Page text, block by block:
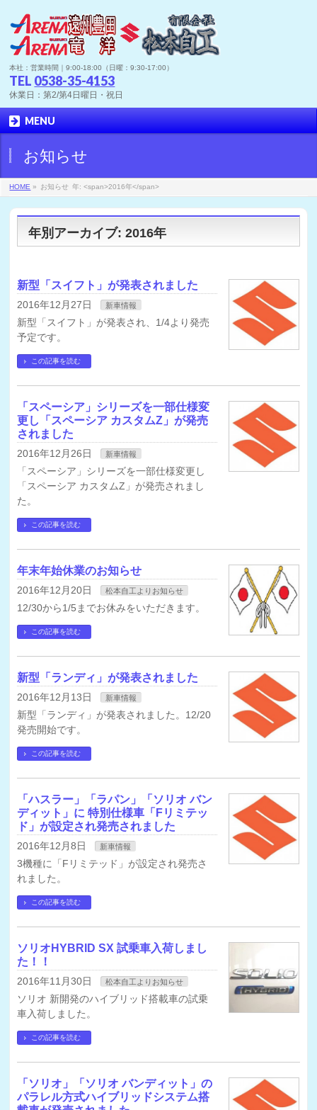
本社：営業時間｜9:00-18:00（日曜：9:30-17:00）
TEL 0538-35-4153
休業日：第2/第4日曜日・祝日
MENU
お知らせ
HOME » お知らせ 年: <span>2016年</span>
年別アーカイブ: 2016年
新型「スイフト」が発表されました
2016年12月27日 新車情報
新型「スイフト」が発表され、1/4より発売
予定です。
この記事を読む
「スペーシア」シリーズを一部仕様変
更し「スペーシア カスタムZ」が発売
されました
2016年12月26日 新車情報
「スペーシア」シリーズを一部仕様変更し
「スペーシア カスタムZ」が発売されまし
た。
この記事を読む
年末年始休業のお知らせ
2016年12月20日 松本自工よりお知らせ
12/30から1/5までお休みをいただきます。
この記事を読む
新型「ランディ」が発表されました
2016年12月13日 新車情報
新型「ランディ」が発表されました。12/20
発売開始です。
この記事を読む
「ハスラー」「ラパン」「ソリオ バン
ディット」に 特別仕様車「Fリミテッ
ド」が設定され発売されました
2016年12月8日 新車情報
3機種に「Fリミテッド」が設定され発売さ
れました。
この記事を読む
ソリオHYBRID SX 試乗車入荷しまし
た！！
2016年11月30日 松本自工よりお知らせ
ソリオ 新開発のハイブリッド搭載車の試乗
車入荷しました。
この記事を読む
「ソリオ」「ソリオ バンディット」の
パラレル方式ハイブリッドシステム搭